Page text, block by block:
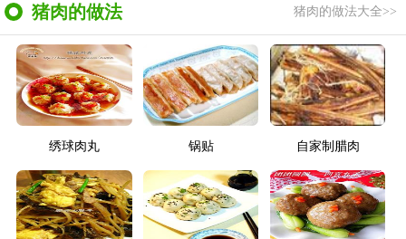
猪肉的做法 猪肉的做法大全>>
绣球肉丸 锅贴 自家制腊肉